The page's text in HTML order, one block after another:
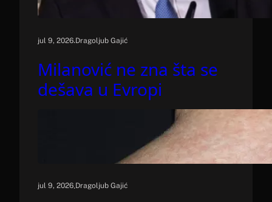
jul 9, 2026.Dragoljub Gajić
Milanović ne zna šta se
dešava u Evropi
jul 9, 2026.Dragoljub Gajić